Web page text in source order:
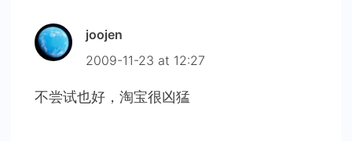
joojen
2009-11-23 at 12:27
不尝试也好，淘宝很凶猛